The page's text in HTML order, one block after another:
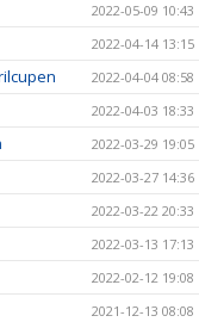
2022-05-09 10:43
2022-04-14 13:15
2022-04-04 08:58
2022-04-03 18:33
2022-03-29 19:05
2022-03-27 14:36
2022-03-22 20:33
2022-03-13 17:13
2022-02-12 19:08
2021-12-13 08:08